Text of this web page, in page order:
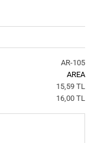
AR-105
AREA
15,59 TL
16,00 TL